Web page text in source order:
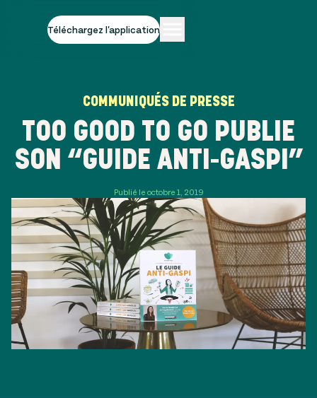
Téléchargez l'application
COMMUNIQUÉS DE PRESSE
TOO GOOD TO GO PUBLIE
SON “GUIDE ANTI-GASPI”
Publié le octobre 1, 2019